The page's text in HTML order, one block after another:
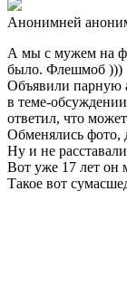
Анонимней
А мы с мужем на
было. Флешмоб )))
Объявили парную
в теме-
ответил, что
Обменялись фото,
Ну и не
Вот уже 17 лет он
Такое вот